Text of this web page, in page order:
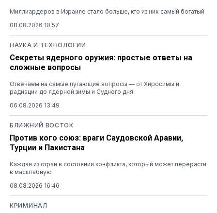
Миллиардеров в Израиле стало больше, кто из них самый богатый
08.08.2026 10:57
НАУКА И ТЕХНОЛОГИИ
Секреты ядерного оружия: простые ответы на
сложные вопросы
Отвечаем на самые пугающие вопросы — от Хиросимы и
радиации до ядерной зимы и Судного дня
06.08.2026 13:49
БЛИЖНИЙ ВОСТОК
Против кого союз: враги Саудовской Аравии,
Турции и Пакистана
Каждая из стран в состоянии конфликта, который может перерасти
в масштабную
08.08.2026 16:46
КРИМИНАЛ